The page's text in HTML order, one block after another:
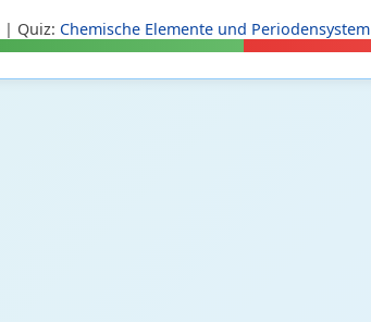
| Quiz: Chemische Elemente und Periodensystem